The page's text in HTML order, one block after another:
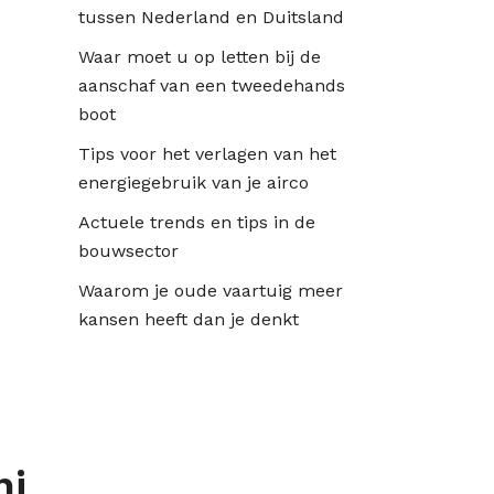
tussen Nederland en Duitsland
Waar moet u op letten bij de
aanschaf van een tweedehands
boot
Tips voor het verlagen van het
energiegebruik van je airco
Actuele trends en tips in de
bouwsector
Waarom je oude vaartuig meer
kansen heeft dan je denkt